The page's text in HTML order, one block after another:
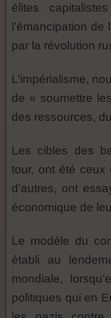
élites
l’émancipation
par la révolution
L’impérialisme,
de « soumettre
des ressources,
Les cibles des
tour, ont été ceux
d’autres, ont
économique de
Le modèle du
établi au
mondiale,
politiques qui en